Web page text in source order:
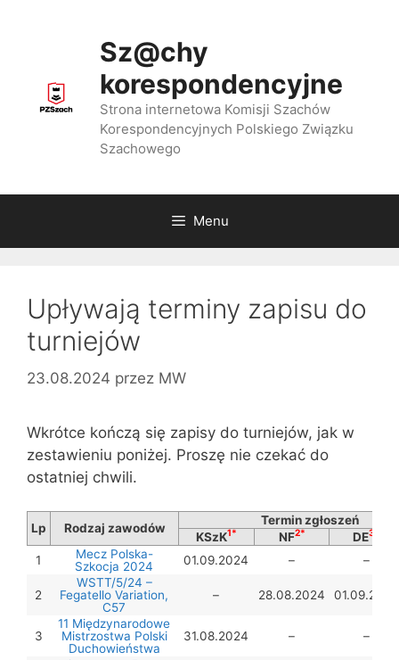
Sz@chy
korespondencyjne
Strona internetowa Komisji Szachów
Korespondencyjnych Polskiego Związku
Szachowego
Menu
Upływają terminy zapisu do
turniejów
23.08.2024 przez MW
Wkrótce kończą się zapisy do turniejów, jak w
zestawieniu poniżej. Proszę nie czekać do
ostatniej chwili.
Lp Rodzaj zawodów
Termin zgłoszeń
KSzK1* NF2* DE3*
1
Mecz Polska-
Szkocja 2024
01.09.2024 – –
2
WSTT/5/24 –
Fegatello Variation,
C57
– 28.08.2024 01.09.2024
3
11 Międzynarodowe
Mistrzostwa Polski
Duchowieństwa
31.08.2024 – –